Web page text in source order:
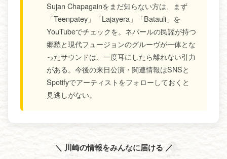
Sujan Chapagainをまだ知らない方は、まず
「Teenpatey」「Lajayera」「Batauli」を
YouTubeでチェックを。ネパールの民謡が持つ
郷愁と現代フュージョンのグルーヴが一体とな
ったサウンドは、一度耳にしたら離れない引力
がある。今後の来日公演・関連情報はSNSと
Spotifyでアーティストをフォローしておくと
見逃しがない。
＼ 川崎の情報をみんなに届ける ／